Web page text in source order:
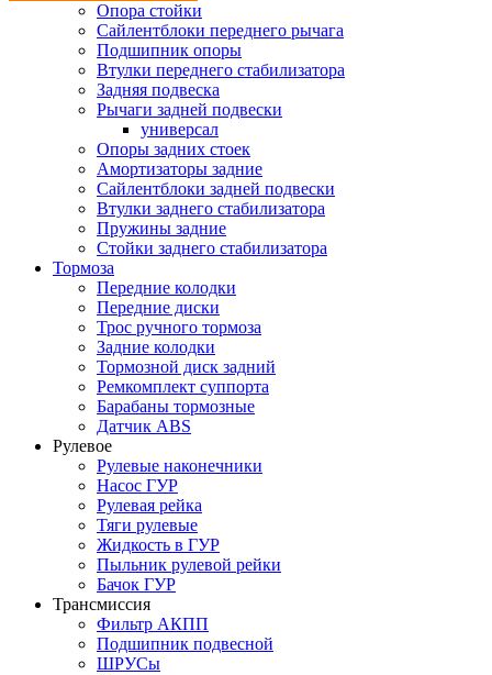
Опора стойки
Сайлентблоки переднего рычага
Подшипник опоры
Втулки переднего стабилизатора
Задняя подвеска
Рычаги задней подвески
универсал
Опоры задних стоек
Амортизаторы задние
Сайлентблоки задней подвески
Втулки заднего стабилизатора
Пружины задние
Стойки заднего стабилизатора
Тормоза
Передние колодки
Передние диски
Трос ручного тормоза
Задние колодки
Тормозной диск задний
Ремкомплект суппорта
Барабаны тормозные
Датчик ABS
Рулевое
Рулевые наконечники
Насос ГУР
Рулевая рейка
Тяги рулевые
Жидкость в ГУР
Пыльник рулевой рейки
Бачок ГУР
Трансмиссия
Фильтр АКПП
Подшипник подвесной
ШРУСы